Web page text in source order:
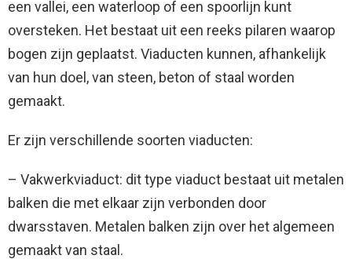
een vallei, een waterloop of een spoorlijn kunt
oversteken. Het bestaat uit een reeks pilaren waarop
bogen zijn geplaatst. Viaducten kunnen, afhankelijk
van hun doel, van steen, beton of staal worden
gemaakt.
Er zijn verschillende soorten viaducten:
– Vakwerkviaduct: dit type viaduct bestaat uit metalen
balken die met elkaar zijn verbonden door
dwarsstaven. Metalen balken zijn over het algemeen
gemaakt van staal.